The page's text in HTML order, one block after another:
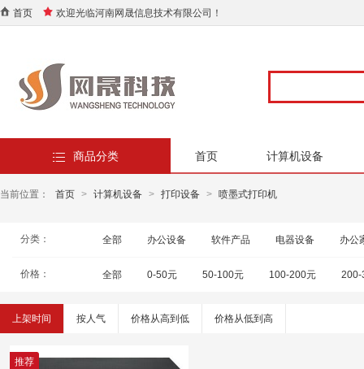
首页 欢迎光临河南网晟信息技术有限公司！
商品分类 首页 计算机设备
当前位置： 首页 > 计算机设备 > 打印设备 > 喷墨式打印机
分类： 全部 办公设备 软件产品 电器设备 办公
价格： 全部 0-50元 50-100元 100-200元 200-
上架时间 按人气 价格从高到低 价格从低到高
推荐